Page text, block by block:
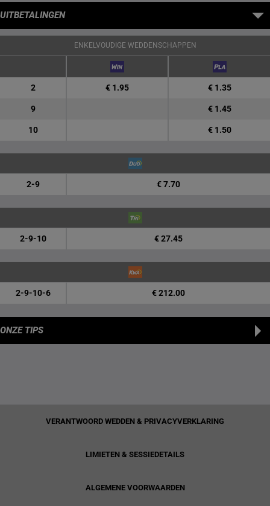
UITBETALINGEN
ENKELVOUDIGE WEDDENSCHAPPEN
2 € 1.95 € 1.35
9 € 1.45
10 € 1.50
2-9 € 7.70
2-9-10 € 27.45
2-9-10-6 € 212.00
ONZE TIPS
VERANTWOORD WEDDEN & PRIVACYVERKLARING
LIMIETEN & SESSIEDETAILS
ALGEMENE VOORWAARDEN